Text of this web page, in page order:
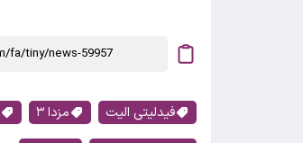
فیدلیتی الیت مزدا ۳